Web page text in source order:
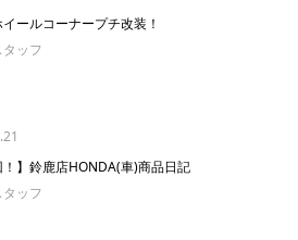
ールコーナープチ改装！
ッフ
！】鈴鹿店HONDA(車)商品日記
ッフ